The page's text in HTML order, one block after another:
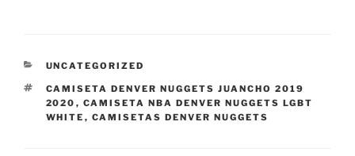
CATEGORÍAS
UNCATEGORIZED
ETIQUETAS
CAMISETA DENVER NUGGETS JUANCHO 2019
2020 , CAMISETA NBA DENVER NUGGETS LGBT
WHITE , CAMISETAS DENVER NUGGETS